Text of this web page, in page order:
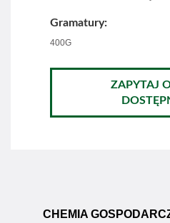
Gramatury:
400G
ZAPYTAJ O
CHEMIA